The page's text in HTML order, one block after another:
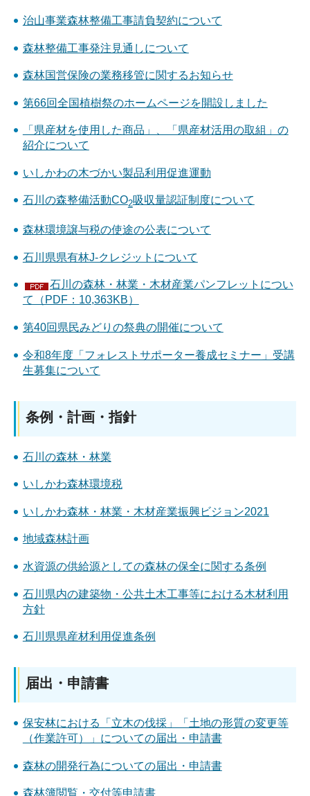
治山事業森林整備工事請負契約について
森林整備工事発注見通しについて
森林国営保険の業務移管に関するお知らせ
第66回全国植樹祭のホームページを開設しました
「県産材を使用した商品」、「県産材活用の取組」の
紹介について
いしかわの木づかい製品利用促進運動
石川の森整備活動CO2吸収量認証制度について
森林環境譲与税の使途の公表について
石川県県有林J-クレジットについて
石川の森林・林業・木材産業パンフレットについ
て（PDF：10,363KB）
第40回県民みどりの祭典の開催について
令和8年度「フォレストサポーター養成セミナー」受講
生募集について
条例・計画・指針
石川の森林・林業
いしかわ森林環境税
いしかわ森林・林業・木材産業振興ビジョン2021
地域森林計画
水資源の供給源としての森林の保全に関する条例
石川県内の建築物・公共土木工事等における木材利用
方針
石川県県産材利用促進条例
届出・申請書
保安林における「立木の伐採」「土地の形質の変更等
（作業許可）」についての届出・申請書
森林の開発行為についての届出・申請書
森林簿閲覧・交付等申請書